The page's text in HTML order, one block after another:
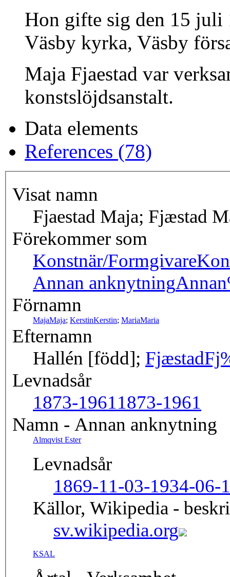
Hon gifte sig den 15 juli
Väsby kyrka, Väsby
Maja Fjaestad var
konstslöjdsanstalt.
Data elements
References (78)
Visat namn
Fjaestad Maja; Fjæstad
Förekommer som
Konstnär/Formgivare
Annan anknytning
Förnamn
MajaMaja; KerstinKerstin; MariaMaria
Efternamn
Hallén [född]; Fjæstad
Levnadsår
1873-19611873-1961
Namn - Annan anknytning
Almqvist Ester
Levnadsår
1869-11-03-1934-06-
Källor, Wikipedia -
sv.wikipedia.org
KSAL